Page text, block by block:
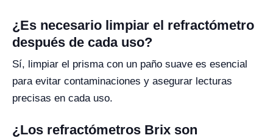
¿Es necesario limpiar el refractómetro
después de cada uso?
Sí, limpiar el prisma con un paño suave es esencial
para evitar contaminaciones y asegurar lecturas
precisas en cada uso.
¿Los refractómetros Brix son